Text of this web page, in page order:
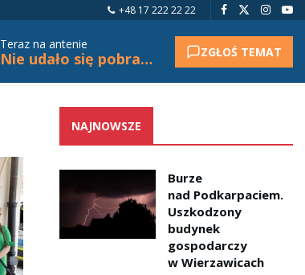
+48 17 222 22 22
Teraz na antenie
Nie udało się pobrać tytułu. ZGŁOŚ TEMAT
NAJNOWSZE
Burze
nad Podkarpaciem.
Uszkodzony
budynek
gospodarczy
w Wierzawicach